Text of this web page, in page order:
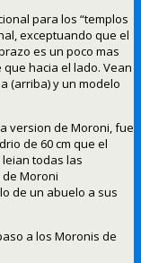
para los “templos
exceptuando que el
es un poco mas
hacia el lado. Vean
(arriba) y un modelo
version de Moroni, fue
de 60 cm que el
todas las
Moroni
de un abuelo a sus
a los Moronis de